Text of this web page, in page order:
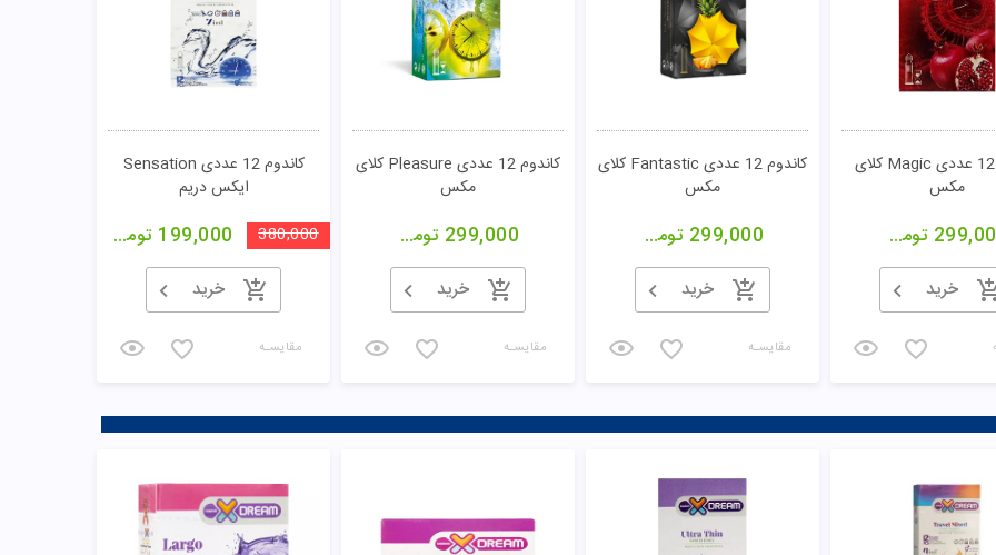
کاندوم 12 عددی Magic کلای
مکس
تومان
خرید
کاندوم 12 عددی Fantastic کلای
مکس
299,000 تومان
خرید
مقایسـه
کاندوم 12 عددی Pleasure کلای
مکس
299,000 تومان
خرید
مقایسـه
کاندوم 12 عددی Sensation
ایکس دریم
380,000
199,000 تومان
خرید
مقایسـه